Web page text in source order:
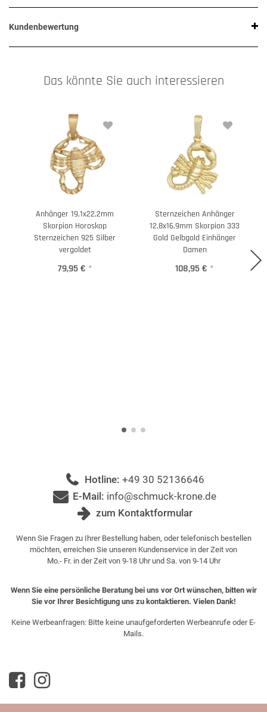
Kundenbewertung
Das könnte Sie auch interessieren
Anhänger 19,1x22,2mm
Skorpion Horoskop
Sternzeichen 925 Silber
vergoldet
79,95 € *
Sternzeichen Anhänger
12,8x16,9mm Skorpion 333
Gold Gelbgold Einhänger
Damen
108,95 € *
Hotline: +49 30 52136646
E-Mail: info@schmuck-krone.de
zum Kontaktformular
Wenn Sie Fragen zu Ihrer Bestellung haben, oder telefonisch bestellen
möchten, erreichen Sie unseren Kundenservice in der Zeit von
Mo.- Fr. in der Zeit von 9-18 Uhr und Sa. von 9-14 Uhr
Wenn Sie eine persönliche Beratung bei uns vor Ort wünschen, bitten wir
Sie vor Ihrer Besichtigung uns zu kontaktieren. Vielen Dank!
Keine Werbeanfragen: Bitte keine unaufgeforderten Werbeanrufe oder E-
Mails.